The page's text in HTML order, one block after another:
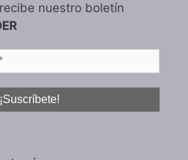
nuestro boletín